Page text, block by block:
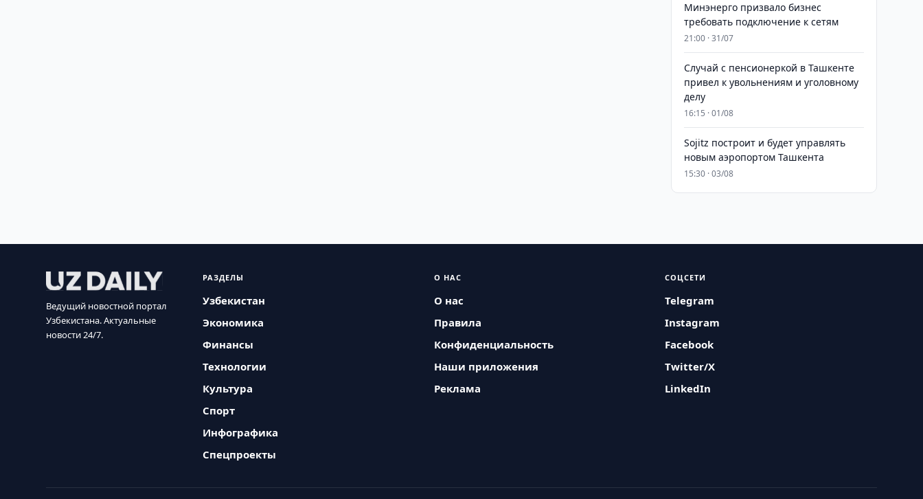
Минэнерго призвало бизнес
требовать подключение к сетям
21:00 · 31/07
Случай с пенсионеркой в Ташкенте
привел к увольнениям и уголовному
делу
16:15 · 01/08
Sojitz построит и будет управлять
новым аэропортом Ташкента
15:30 · 03/08
Ведущий новостной портал
Узбекистана. Актуальные
новости 24/7.
РАЗДЕЛЫ
Узбекистан
Экономика
Финансы
Технологии
Культура
Спорт
Инфографика
Спецпроекты
О НАС
О нас
Правила
Конфиденциальность
Наши приложения
Реклама
СОЦСЕТИ
Telegram
Instagram
Facebook
Twitter/X
LinkedIn